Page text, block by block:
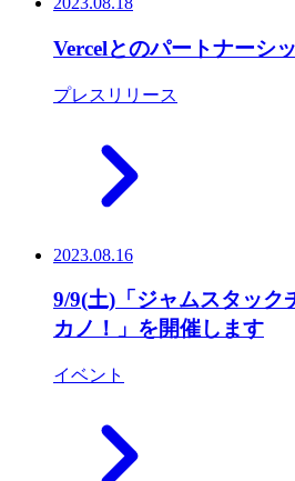
Vercelとのパートナーシ
プレスリリース
2023.08.16
9/9(土)「ジャムスタック
カノ！」を開催します
イベント